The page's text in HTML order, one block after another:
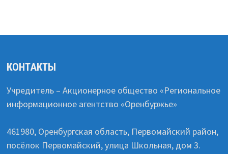
КОНТАКТЫ
Учредитель – Акционерное общество «Региональное
информационное агентство «Оренбуржье»
461980, Оренбургская область, Первомайский район,
посёлок Первомайский, улица Школьная, дом 3.